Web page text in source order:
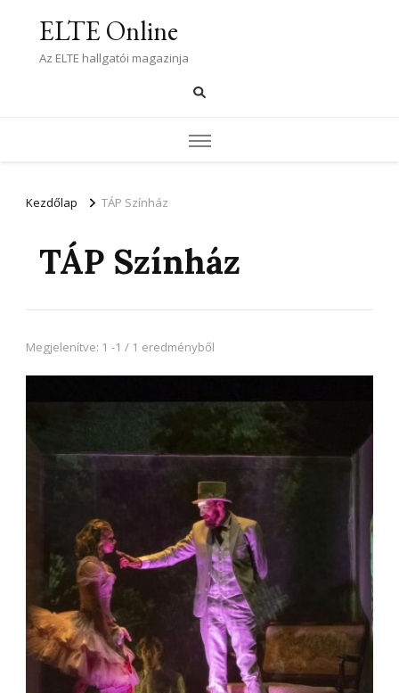
ELTE Online
Az ELTE hallgatói magazinja
Kezdőlap TÁP Színház
TÁP Színház
Megjelenítve: 1 -1 / 1 eredményből